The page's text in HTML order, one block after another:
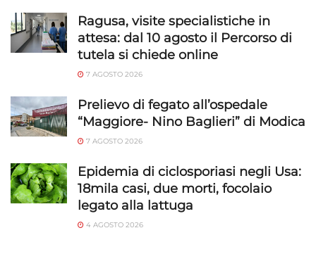
Ragusa, visite specialistiche in
attesa: dal 10 agosto il Percorso di
tutela si chiede online
7 AGOSTO 2026
Prelievo di fegato all’ospedale
“Maggiore- Nino Baglieri” di Modica
7 AGOSTO 2026
Epidemia di ciclosporiasi negli Usa:
18mila casi, due morti, focolaio
legato alla lattuga
4 AGOSTO 2026